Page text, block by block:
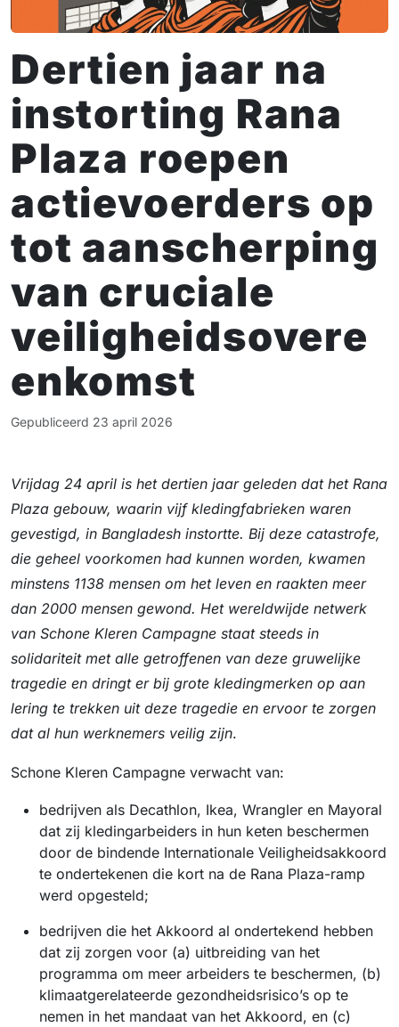
Dertien jaar na
instorting Rana
Plaza roepen
actievoerders op
tot aanscherping
van cruciale
veiligheidsovere
enkomst
Gepubliceerd 23 april 2026
Vrijdag 24 april is het dertien jaar geleden dat het Rana
Plaza gebouw, waarin vijf kledingfabrieken waren
gevestigd, in Bangladesh instortte. Bij deze catastrofe,
die geheel voorkomen had kunnen worden, kwamen
minstens 1138 mensen om het leven en raakten meer
dan 2000 mensen gewond. Het wereldwijde netwerk
van Schone Kleren Campagne staat steeds in
solidariteit met alle getroffenen van deze gruwelijke
tragedie en dringt er bij grote kledingmerken op aan
lering te trekken uit deze tragedie en ervoor te zorgen
dat al hun werknemers veilig zijn.
Schone Kleren Campagne verwacht van:
bedrijven als Decathlon, Ikea, Wrangler en Mayoral
dat zij kledingarbeiders in hun keten beschermen
door de bindende Internationale Veiligheidsakkoord
te ondertekenen die kort na de Rana Plaza-ramp
werd opgesteld;
bedrijven die het Akkoord al ondertekend hebben
dat zij zorgen voor (a) uitbreiding van het
programma om meer arbeiders te beschermen, (b)
klimaatgerelateerde gezondheidsrisico’s op te
nemen in het mandaat van het Akkoord, en (c)